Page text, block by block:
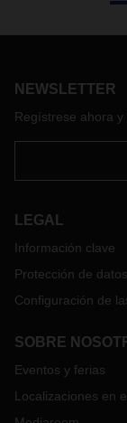
NEWSLETTER
Regístrese ahora y
LEGAL
Información clave
Protección de datos
Configuración de
SOBRE
Eventos y ferias
Localizaciones en